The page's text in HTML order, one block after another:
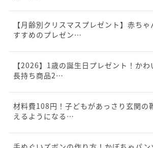
【月齢別クリスマスプレゼント】赤ちゃ
すすめのプレゼン…
【2026】1歳の誕生日プレゼント！かわ
長持ち商品2…
材料費108円！子どもがあっさり玄関の
えるようになる…